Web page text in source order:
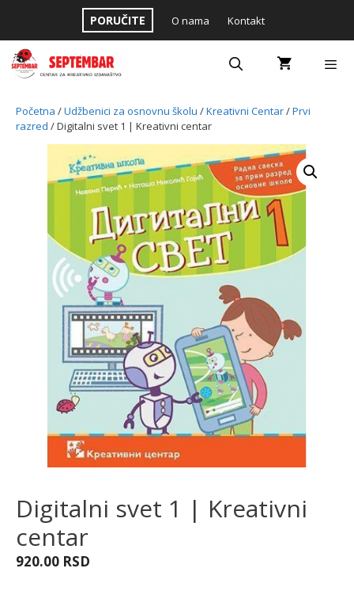
content
PORUČITE O nama Kontakt
Početna /Udžbenici za osnovnu školu /Kreativni Centar/Prvi
razred / Digitalni svet 1 | Kreativni centar
Digitalni svet 1 | Kreativni
centar
920.00 RSD